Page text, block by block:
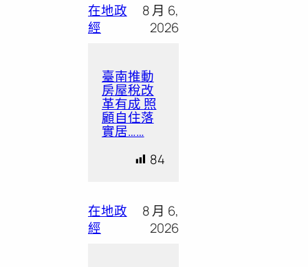
在地政
經
8 月 6,
2026
臺南推動
房屋稅改
革有成 照
顧自住落
實居……
84
在地政
經
8 月 6,
2026